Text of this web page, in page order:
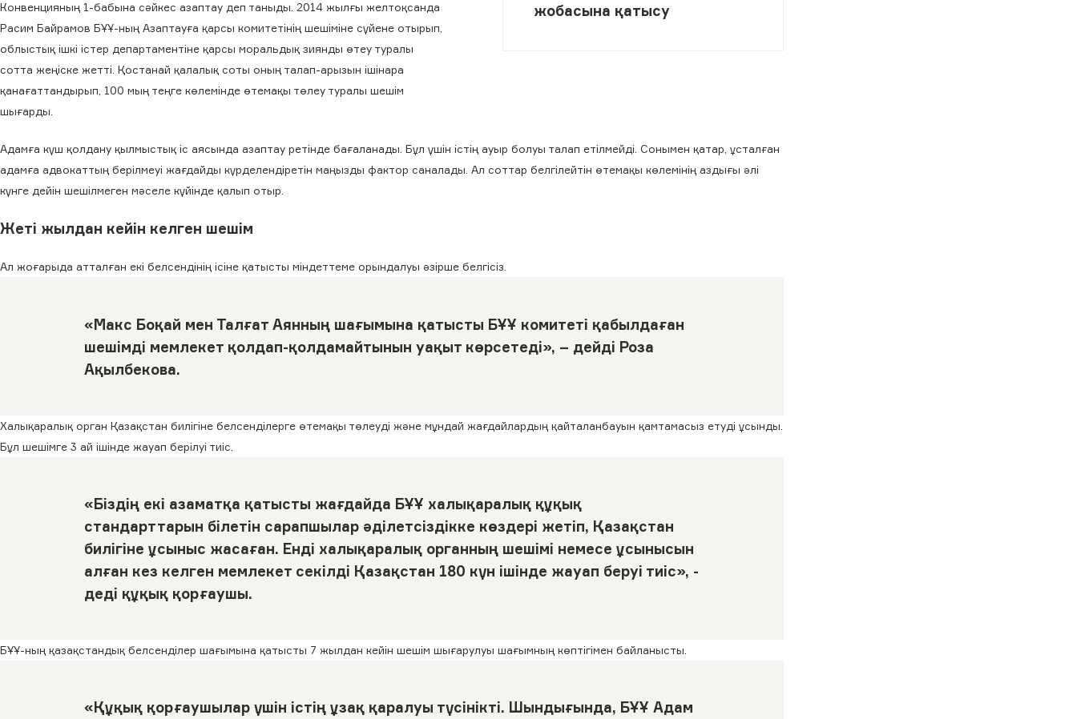
жобасына қатысу
Конвенцияның 1-бабына сәйкес азаптау деп таныды. 2014 жылғы желтоқсанда
Расим Байрамов БҰҰ-ның Азаптауға қарсы комитетінің шешіміне сүйене отырып,
облыстық ішкі істер департаментіне қарсы моральдық зиянды өтеу туралы
сотта жеңіске жетті. Қостанай қалалық соты оның талап-арызын ішінара
қанағаттандырып, 100 мың теңге көлемінде өтемақы төлеу туралы шешім
шығарды.
Адамға күш қолдану қылмыстық іс аясында азаптау ретінде бағаланады. Бұл үшін істің ауыр болуы талап етілмейді. Сонымен қатар, ұсталған
адамға адвокаттың берілмеуі жағдайды күрделендіретін маңызды фактор саналады. Ал соттар белгілейтін өтемақы көлемінің аздығы әлі
күнге дейін шешілмеген мәселе күйінде қалып отыр.
Жеті жылдан кейін келген шешім
Ал жоғарыда атталған екі белсендінің ісіне қатысты міндеттеме орындалуы әзірше белгісіз.
«Макс Боқай мен Талғат Аянның шағымына қатысты БҰҰ комитеті қабылдаған
шешімді мемлекет қолдап-қолдамайтынын уақыт көрсетеді», – дейді Роза
Ақылбекова.
Халықаралық орган Қазақстан билігіне белсенділерге өтемақы төлеуді және мұндай жағдайлардың қайталанбауын қамтамасыз етуді ұсынды.
Бұл шешімге 3 ай ішінде жауап берілуі тиіс.
«Біздің екі азаматқа қатысты жағдайда БҰҰ халықаралық құқық
стандарттарын білетін сарапшылар әділетсіздікке көздері жетіп, Қазақстан
билігіне ұсыныс жасаған. Енді халықаралық органның шешімі немесе ұсынысын
алған кез келген мемлекет секілді Қазақстан 180 күн ішінде жауап беруі тиіс», -
деді құқық қорғаушы.
БҰҰ-ның қазақстандық белсенділер шағымына қатысты 7 жылдан кейін шешім шығарулуы шағымның көптігімен байланысты.
«Құқық қорғаушылар үшін істің ұзақ қаралуы түсінікті. Шындығында, БҰҰ Адам